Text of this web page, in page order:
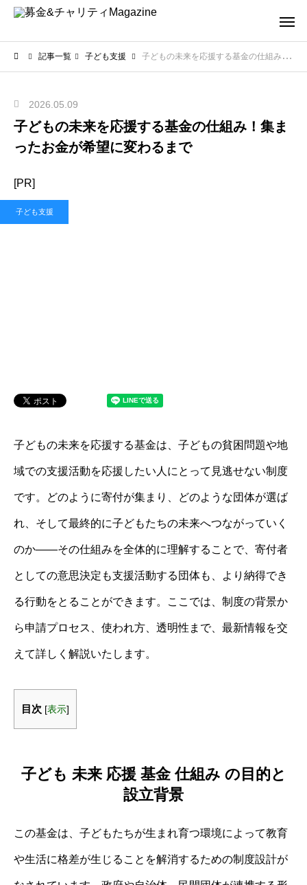
記事一覧 子ども支援 子どもの未来を応援する基金の仕組み！集まったお金が希望に変わるまで
2026.05.09
子どもの未来を応援する基金の仕組み！集ま
ったお金が希望に変わるまで
[PR]
子ども支援
子どもの未来を応援する基金は、子どもの貧困問題や地
域での支援活動を応援したい人にとって見逃せない制度
です。どのように寄付が集まり、どのような団体が選ば
れ、そして最終的に子どもたちの未来へつながっていく
のか――その仕組みを全体的に理解することで、寄付者
としての意思決定も支援活動する団体も、より納得でき
る行動をとることができます。ここでは、制度の背景か
ら申請プロセス、使われ方、透明性まで、最新情報を交
えて詳しく解説いたします。
目次 [表示]
子ども 未来 応援 基金 仕組み の目的と
設立背景
この基金は、子どもたちが生まれ育つ環境によって教育
や生活に格差が生じることを解消するための制度設計が